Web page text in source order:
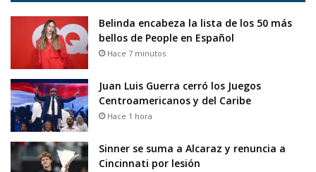
Belinda encabeza la lista de los 50 más
bellos de People en Español
Hace 7 minutos
Juan Luis Guerra cerró los Juegos
Centroamericanos y del Caribe
Hace 1 hora
Sinner se suma a Alcaraz y renuncia a
Cincinnati por lesión